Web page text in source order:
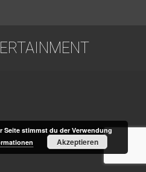
Seite stimmst du der Verwendung
Akzeptieren